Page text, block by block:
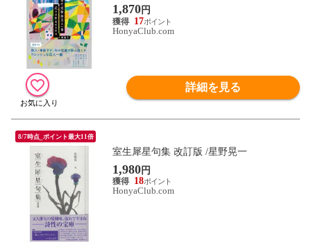
1,870円
17
HonyaClub.com
詳細を見る
8/7時点_ポイント最大11倍
室生犀星句集 改訂版 /星野晃一
1,980円
18
HonyaClub.com